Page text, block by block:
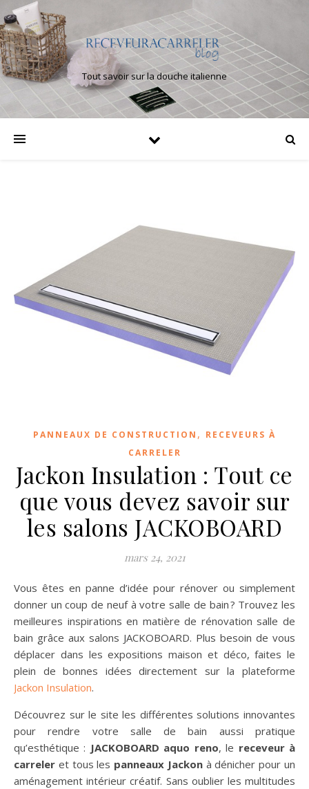
Tout savoir sur la douche italienne
PANNEAUX DE CONSTRUCTION , RECEVEURS À
CARRELER
Jackon Insulation : Tout ce
que vous devez savoir sur
les salons JACKOBOARD
mars 24, 2021
Vous êtes en panne d’idée pour rénover ou simplement
donner un coup de neuf à votre salle de bain ? Trouvez les
meilleures inspirations en matière de rénovation salle de
bain grâce aux salons JACKOBOARD. Plus besoin de vous
déplacer dans les expositions maison et déco, faites le
plein de bonnes idées directement sur la plateforme
Jackon Insulation.
Découvrez sur le site les différentes solutions innovantes
pour rendre votre salle de bain aussi pratique
qu’esthétique : JACKOBOARD aquo reno, le receveur à
carreler et tous les panneaux Jackonà dénicher pour un
aménagement intérieur créatif. Sans oublier les multitudes